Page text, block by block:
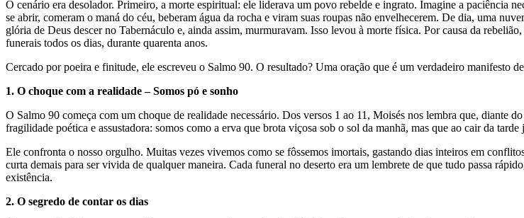
O cenário era desolador. Primeiro, a morte espiritual: ele liderava um povo rebelde e ingrato. Imagine a paciência
se abrir, comeram o maná do céu, beberam água da rocha e viram suas roupas não envelhecerem. De dia, uma
glória de Deus descer no Tabernáculo e, ainda assim, murmuravam. Isso levou à morte física. Por causa da
funerais todos os dias, durante quarenta anos.
Cercado por poeira e finitude, ele escreveu o Salmo 90. O resultado? Uma oração que é um verdadeiro manifesto
1. O choque com a realidade – Somos pó e sonho
O Salmo 90 começa com um choque de realidade necessário. Dos versos 1 ao 11, Moisés nos lembra que, diante
fragilidade poética e assustadora: somos como a erva que brota viçosa sob o sol da manhã, mas que ao cair da tarde
Ele confronta o nosso orgulho. Muitas vezes vivemos como se fôssemos imortais, gastando dias inteiros em
curta demais para ser vivida de qualquer maneira. Cada funeral no deserto era um lembrete de que tudo passa
existência.
2. O segredo de contar os dias